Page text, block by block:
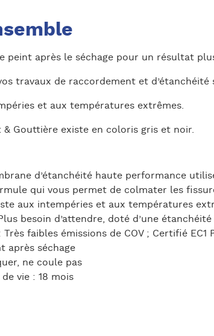
peint après le séchage pour un résultat
travaux de raccordement et
et aux températures extrêmes.
Gouttière existe en coloris gris et noir.
d’étanchéité haute performance
qui vous permet de colmater les
aux intempéries et aux températures
besoin d’attendre, doté d’une
faibles émissions de COV ; Certifié EC1
après séchage
ne coule pas
vie : 18 mois